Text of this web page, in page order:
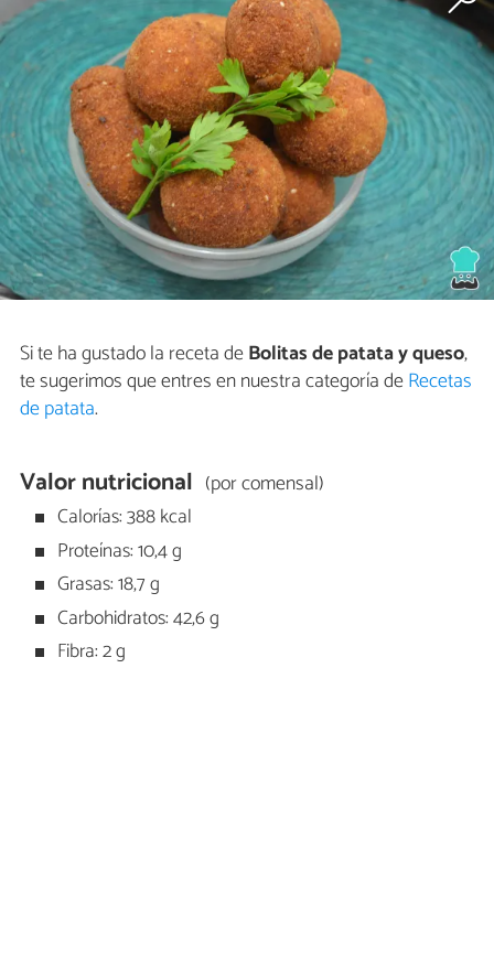
Si te ha gustado la receta deBolitas de patata y queso,
te sugerimos que entres en nuestra categoría deRecetas
de patata.
Valor nutricional (por comensal)
Calorías: 388 kcal
Proteínas: 10,4 g
Grasas: 18,7 g
Carbohidratos: 42,6 g
Fibra: 2 g